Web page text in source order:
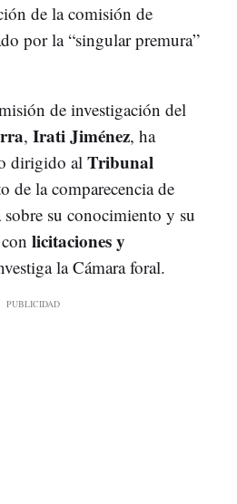
de la comisión de
por la “singular premura”
de investigación del
, Irati Jiménez, ha
dirigido al Tribunal
de la comparecencia de
sobre su conocimiento y su
licitaciones y
la Cámara foral.